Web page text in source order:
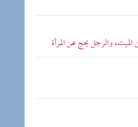
والرجل يحج عن المرأة